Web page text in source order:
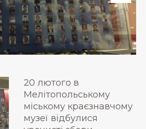
20 лютого в
Мелітопольському
міському краєзнавчому
музеї відбулися